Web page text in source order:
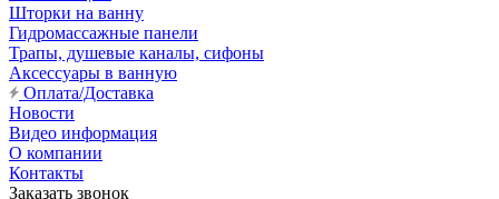
Шторки на ванну
Гидромассажные панели
Трапы, душевые каналы, сифоны
Аксессуары в ванную
Оплата/Доставка
Новости
Видео информация
О компании
Контакты
Заказать звонок